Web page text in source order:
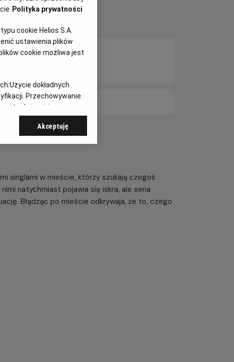
DNI
singlami w mieście, którzy szukają czegoś
natychmiast pojawia się iskra, ale seria
Błądząc po mieście odkrywaja, że to, czego
Polityka prywatności
cookie Helios S.A.
ustawienia plików
cookie możliwa jest
Użycie dokładnych
Przechowywanie
i treści, opinie
Akceptuję